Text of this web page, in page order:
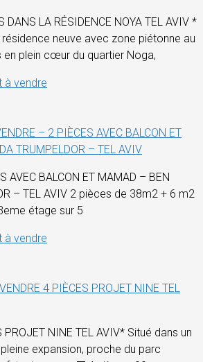
DANS LA RÉSIDENCE NOYA TEL AVIV *
neuve avec zone piétonne au
en plein cœur du quartier Noga,
à vendre
– 2 PIÈCES AVEC BALCON ET
TRUMPELDOR – TEL AVIV
AVEC BALCON ET MAMAD – BEN
– TEL AVIV 2 pièces de 38m2 + 6 m2
étage sur 5
à vendre
4 PIÈCES PROJET NINE TEL
PROJET NINE TEL AVIV* Situé dans un
expansion, proche du parc